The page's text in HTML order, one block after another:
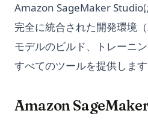
Amazon SageMaker Studio
完全に統合された開発環境
モデルのビルド、トレーニ
すべてのツールを提供します
Amazon